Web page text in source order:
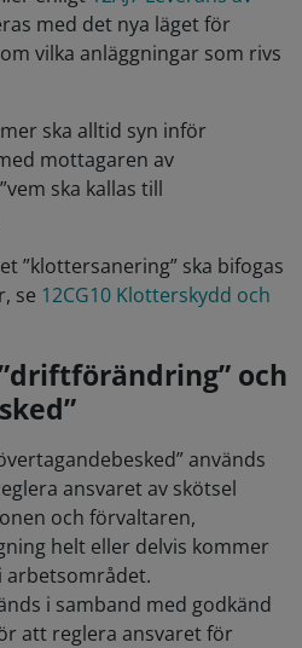
med det nya läget för
vilka anläggningar som rivs
ska alltid syn inför
mottagaren av
ska kallas till
”klottersanering” ska bifogas
se 12CG10 Klotterskydd och
och
används
ansvaret av skötsel
och förvaltaren,
helt eller delvis kommer
arbetsområdet.
i samband med godkänd
att reglera ansvaret för